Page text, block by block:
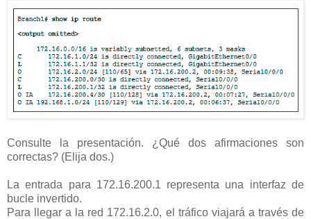
Consulte la presentación. ¿Qué dos afirmaciones son
correctas? (Elija dos.)
La entrada para 172.16.200.1 representa una interfaz de
bucle invertido.
Para llegar a la red 172.16.2.0, el tráfico viajará a través de